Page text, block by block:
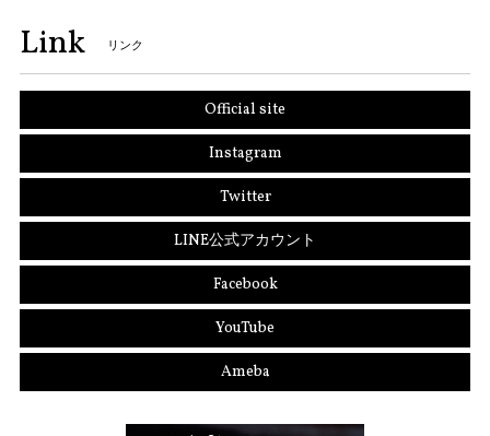
Link リンク
Official site
Instagram
Twitter
LINE公式アカウント
Facebook
YouTube
Ameba